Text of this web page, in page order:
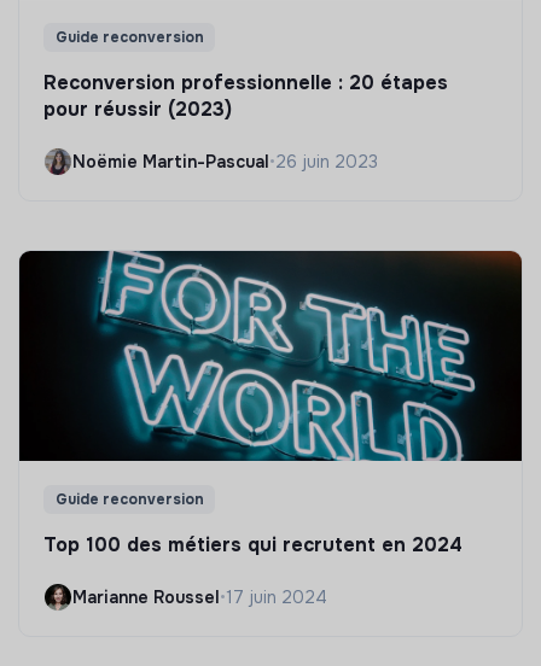
Guide reconversion
Reconversion professionnelle : 20 étapes
pour réussir (2023)
Noëmie Martin-Pascual•26 juin 2023
Guide reconversion
Top 100 des métiers qui recrutent en 2024
Marianne Roussel•17 juin 2024